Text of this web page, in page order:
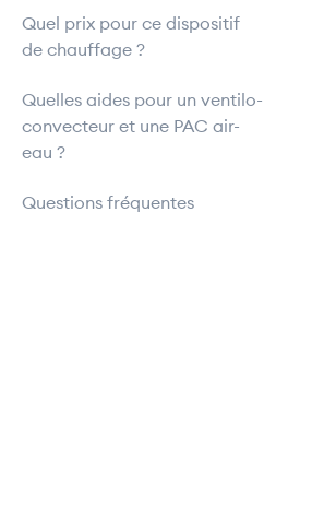
Quel prix pour ce dispositif
de chauffage ?
Quelles aides pour un ventilo-
convecteur et une PAC air-
eau ?
Questions fréquentes